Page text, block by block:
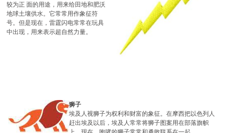
较为正 面的用途，用来给田地和肥沃
地球土壤供水。它常常用作象征符
号。但是现在，雷霆闪电常常在玩具
中出现，用来表示超自然力量。
狮子
埃及人视狮子为权利和财富的象征。在摩西把以色列人
赶出埃及以后，埃及人常常将狮子图案用在部落旗帜